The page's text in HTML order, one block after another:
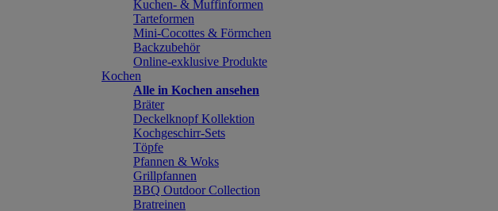
Kuchen- & Muffinformen
Tarteformen
Mini-Cocottes & Förmchen
Backzubehör
Online-exklusive Produkte
Kochen
Alle in Kochen ansehen
Bräter
Deckelknopf Kollektion
Kochgeschirr-Sets
Töpfe
Pfannen & Woks
Grillpfannen
BBQ Outdoor Collection
Bratreinen